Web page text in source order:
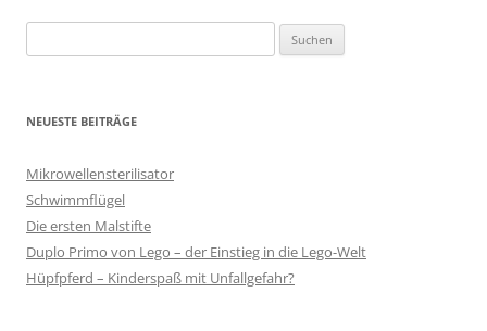
nach:
NEUESTE BEITRÄGE
Mikrowellensterilisator
Schwimmflügel
Die ersten Malstifte
Duplo Primo von Lego – der Einstieg in die Lego-Welt
Hüpfpferd – Kinderspaß mit Unfallgefahr?